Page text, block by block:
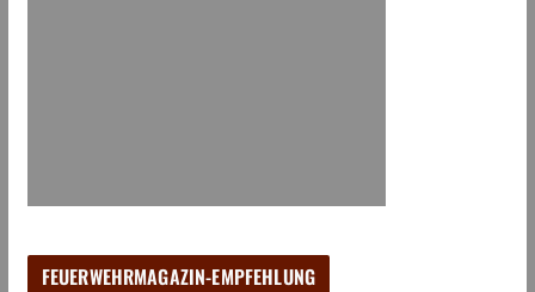
FEUERWEHRMAGAZIN-EMPFEHLUNG